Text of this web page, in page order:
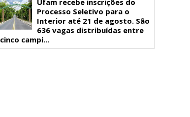
Processo Seletivo para o
Interior até 21 de agosto. São
636 vagas distribuídas entre
cinco campi...